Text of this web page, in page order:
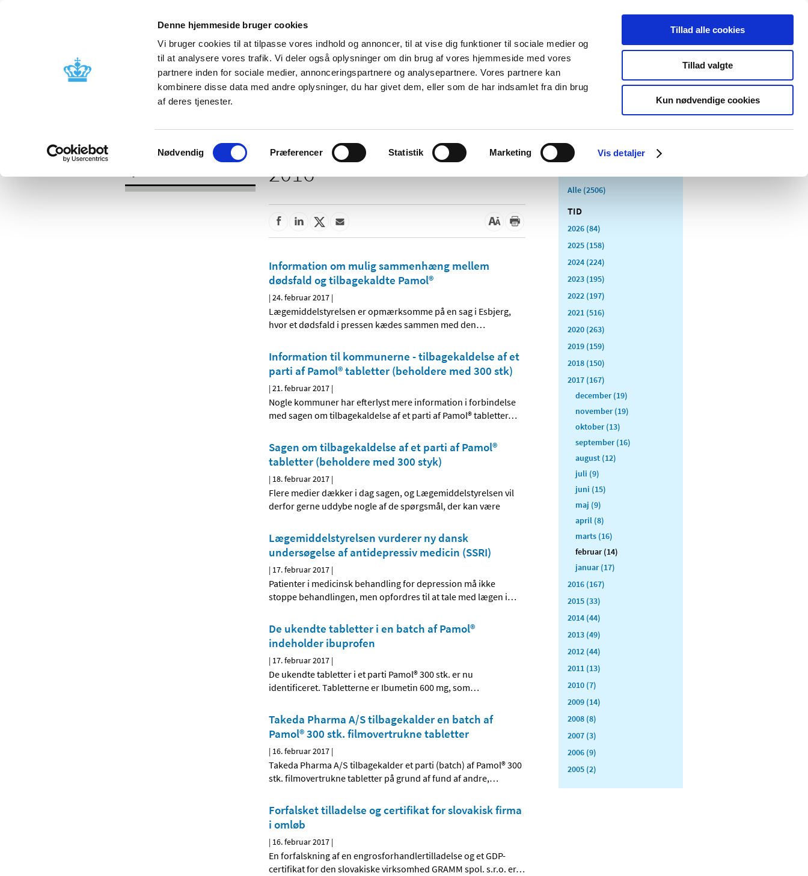
Denne hjemmeside bruger cookies
Vi bruger cookies til at tilpasse vores indhold og annoncer, til at vise dig funktioner til sociale medier og
til at analysere vores trafik. Vi deler også oplysninger om din brug af vores hjemmeside med vores
partnere inden for sociale medier, annonceringspartnere og analysepartnere. Vores partnere kan
kombinere disse data med andre oplysninger, du har givet dem, eller som de har indsamlet fra din brug
af deres tjenester.
Samtykkevalg
Nødvendig Præferencer Statistik Marketing Vis detaljer
Tillad alle cookies
Tillad valgte
Kun nødvendige cookies
Nyheder Om os Kontakt Udgivelser
Godkendelse og
Bivirkninger og
produktinformation
Tilskud og
Apoteker og salg af
Medicinsk
Særlige
produktområder
2016
Information om mulig sammenhæng mellem
dødsfald og tilbagekaldte Pamol®
|24. februar 2017 |
Lægemiddelstyrelsen er opmærksomme på en sag i Esbjerg,
hvor et dødsfald i pressen kædes sammen med den…
Information til kommunerne - tilbagekaldelse af et
parti af Pamol® tabletter (beholdere med 300 stk)
|21. februar 2017 |
Nogle kommuner har efterlyst mere information i forbindelse
med sagen om tilbagekaldelse af et parti af Pamol® tabletter…
Sagen om tilbagekaldelse af et parti af Pamol®
tabletter (beholdere med 300 styk)
| 18. februar 2017 |
Flere medier dækker i dag sagen, og Lægemiddelstyrelsen vil
derfor gerne uddybe nogle af de spørgsmål, der kan være
Lægemiddelstyrelsen vurderer ny dansk
undersøgelse af antidepressiv medicin (SSRI)
| 17. februar 2017 |
Patienter i medicinsk behandling for depression må ikke
stoppe behandlingen, men opfordres til at tale med lægen i…
De ukendte tabletter i en batch af Pamol®
indeholder ibuprofen
| 17. februar 2017 |
De ukendte tabletter i et parti Pamol® 300 stk. er nu
identificeret. Tabletterne er Ibumetin 600 mg, som…
Takeda Pharma A/S tilbagekalder en batch af
Pamol® 300 stk. filmovertrukne tabletter
| 16. februar 2017 |
Takeda Pharma A/S tilbagekalder et parti (batch) af Pamol® 300
stk. filmovertrukne tabletter på grund af fund af andre,…
Forfalsket tilladelse og certifikat for slovakisk firma
i omløb
| 16. februar 2017 |
En forfalskning af en engrosforhandlertilladelse og et GDP-
certifikat for den slovakiske virksomhed GRAMM spol. s.r.o. er…
Alle (2506)
TID
2026 (84)
2025 (158)
2024 (224)
2023 (195)
2022 (197)
2021 (516)
2020 (263)
2019 (159)
2018 (150)
2017 (167)
december (19)
november (19)
oktober (13)
september (16)
august (12)
juli (9)
juni (15)
maj (9)
april (8)
marts (16)
februar (14)
januar (17)
2016 (167)
2015 (33)
2014 (44)
2013 (49)
2012 (44)
2011 (13)
2010 (7)
2009 (14)
2008 (8)
2007 (3)
2006 (9)
2005 (2)